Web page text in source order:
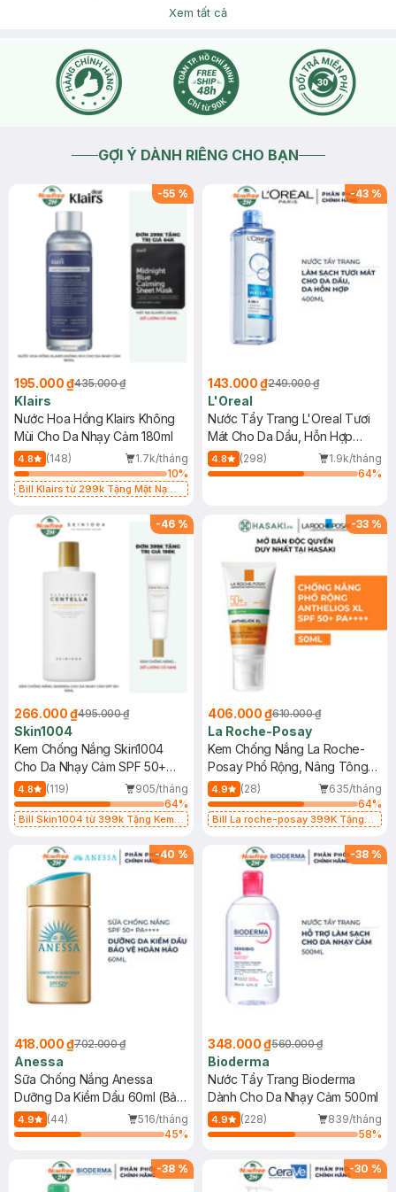
Xem tất cả
GỢI Ý DÀNH RIÊNG CHO BẠN
-55 %
195.000 ₫435.000 ₫
Klairs
Nước Hoa Hồng Klairs Không
Mùi Cho Da Nhạy Cảm 180ml
4.8 (148)
1.7k/tháng
10%
Bill Klairs từ 299k Tặng Mặt Nạ
25ml (SL Có Hạn)
-43 %
143.000 ₫249.000 ₫
L'Oreal
Nước Tẩy Trang L'Oreal Tươi
Mát Cho Da Dầu, Hỗn Hợp
400ml
4.8 (298)
1.9k/tháng
64%
-46 %
266.000 ₫495.000 ₫
Skin1004
Kem Chống Nắng Skin1004
Cho Da Nhạy Cảm SPF 50+
50ml
4.8 (119)
905/tháng
64%
Bill Skin1004 từ 399k Tặng Kem
SPF 50+ 20ml (SL Có Hạn)
-33 %
406.000 ₫610.000 ₫
La Roche-Posay
Kem Chống Nắng La Roche-
Posay Phổ Rộng, Nâng Tông
Kiềm Dầu 50ml
4.9 (28)
635/tháng
64%
Bill La roche-posay 399K Tặng
(SL có hạn)
-40 %
418.000 ₫702.000 ₫
Anessa
Sữa Chống Nắng Anessa
Dưỡng Da Kiềm Dầu 60ml (Bản
Mới)
4.9 (44)
516/tháng
45%
-38 %
348.000 ₫560.000 ₫
Bioderma
Nước Tẩy Trang Bioderma
Dành Cho Da Nhạy Cảm 500ml
4.9 (228)
839/tháng
58%
-38 % -30 %